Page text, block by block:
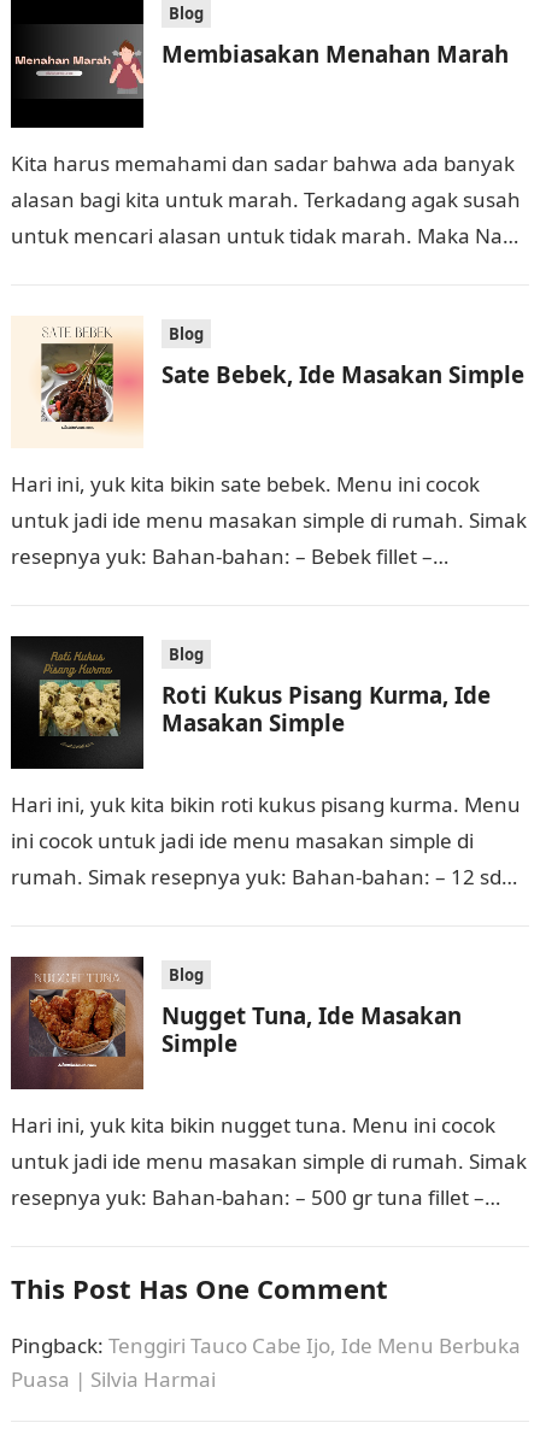
Blog
Membiasakan Menahan Marah
Kita harus memahami dan sadar bahwa ada banyak
alasan bagi kita untuk marah. Terkadang agak susah
untuk mencari alasan untuk tidak marah. Maka Nabi
Blog
Sate Bebek, Ide Masakan Simple
Hari ini, yuk kita bikin sate bebek. Menu ini cocok
untuk jadi ide menu masakan simple di rumah. Simak
resepnya yuk: Bahan-bahan: – Bebek fillet –
Blog
Roti Kukus Pisang Kurma, Ide
Masakan Simple
Hari ini, yuk kita bikin roti kukus pisang kurma. Menu
ini cocok untuk jadi ide menu masakan simple di
rumah. Simak resepnya yuk: Bahan-bahan: – 12 sdm
Blog
Nugget Tuna, Ide Masakan
Simple
Hari ini, yuk kita bikin nugget tuna. Menu ini cocok
untuk jadi ide menu masakan simple di rumah. Simak
resepnya yuk: Bahan-bahan: – 500 gr tuna fillet –…
This Post Has One Comment
Pingback: Tenggiri Tauco Cabe Ijo, Ide Menu Berbuka
Puasa | Silvia Harmai